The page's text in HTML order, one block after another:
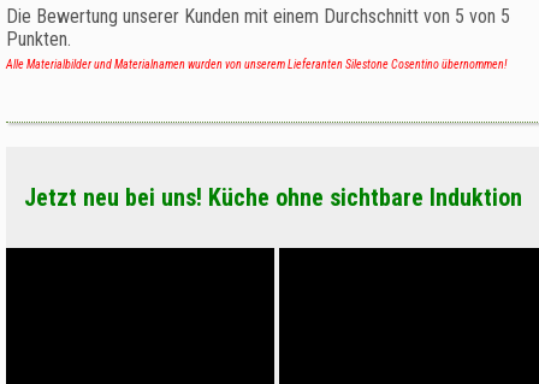
Die Bewertung unserer Kunden mit einem Durchschnitt von 5 von 5
Punkten.
Alle Materialbilder und Materialnamen wurden von unserem Lieferanten Silestone Cosentino übernommen!
Jetzt neu bei uns! Küche ohne sichtbare Induktion